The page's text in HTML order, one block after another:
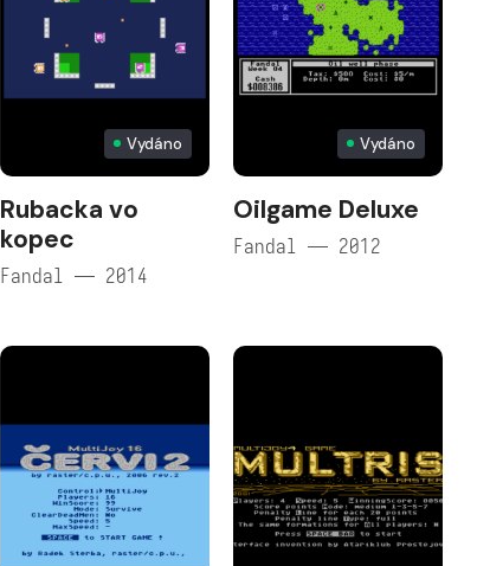
Vydáno
Rubacka vo
kopec
Fandal — 2014
Vydáno
Oilgame Deluxe
Fandal — 2012